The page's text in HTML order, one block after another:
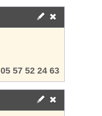
05 57 52 24 63